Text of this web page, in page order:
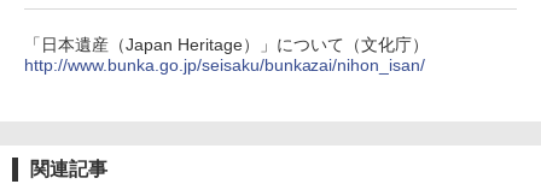
「日本遺産（Japan Heritage）」について（文化庁）
http://www.bunka.go.jp/seisaku/bunkazai/nihon_isan/
関連記事